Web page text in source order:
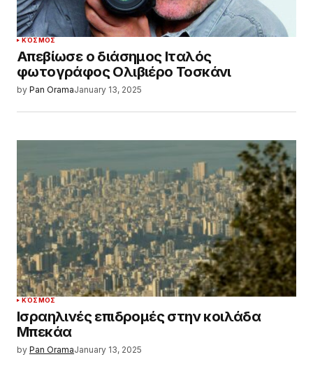
ΚΌΣΜΟΣ
Απεβίωσε ο διάσημος Ιταλός
φωτογράφος Ολιβιέρο Τοσκάνι
by Pan OramaJanuary 13, 2025
ΚΌΣΜΟΣ
Ισραηλινές επιδρομές στην κοιλάδα
Μπεκάα
by Pan OramaJanuary 13, 2025